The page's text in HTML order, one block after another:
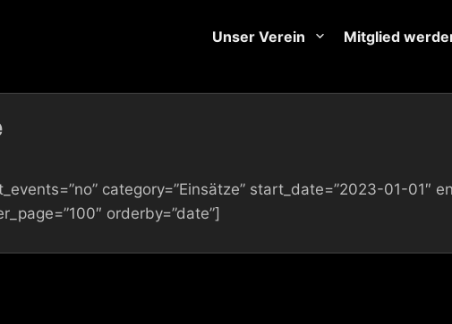
Unser Verein Mitglied
category=”Einsätze” start_date=”2023-01-01″
orderby=”date”]